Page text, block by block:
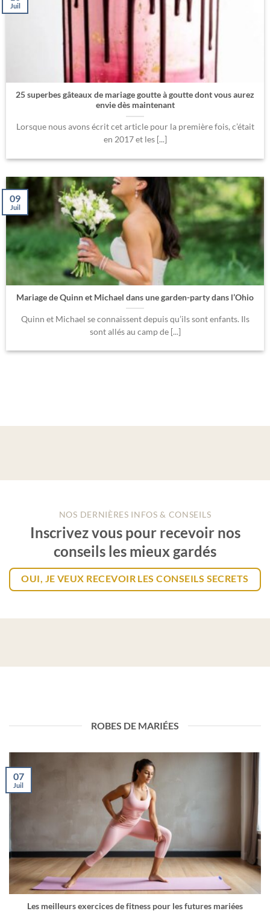
25 superbes gâteaux de mariage goutte à goutte dont vous aurez
envie dès maintenant
Lorsque nous avons écrit cet article pour la première fois, c’était
en 2017 et les [...]
Juil
Mariage de Quinn et Michael dans une garden-party dans l’Ohio
Quinn et Michael se connaissent depuis qu’ils sont enfants. Ils
sont allés au camp de [...]
09
Juil
NOS DERNIÈRES INFOS & CONSEILS
Inscrivez vous pour recevoir nos
conseils les mieux gardés
OUI, JE VEUX RECEVOIR LES CONSEILS SECRETS
ROBES DE MARIÉES
Les meilleurs exercices de fitness pour les futures mariées
07
Juil